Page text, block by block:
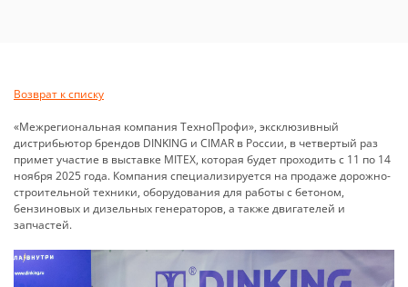
Возврат к списку
«Межрегиональная компания ТехноПрофи», эксклюзивный
дистрибьютор брендов DINKING и CIMAR в России, в четвертый раз
примет участие в выставке MITEX, которая будет проходить с 11 по 14
ноября 2025 года. Компания специализируется на продаже дорожно-
строительной техники, оборудования для работы с бетоном,
бензиновых и дизельных генераторов, а также двигателей и
запчастей.